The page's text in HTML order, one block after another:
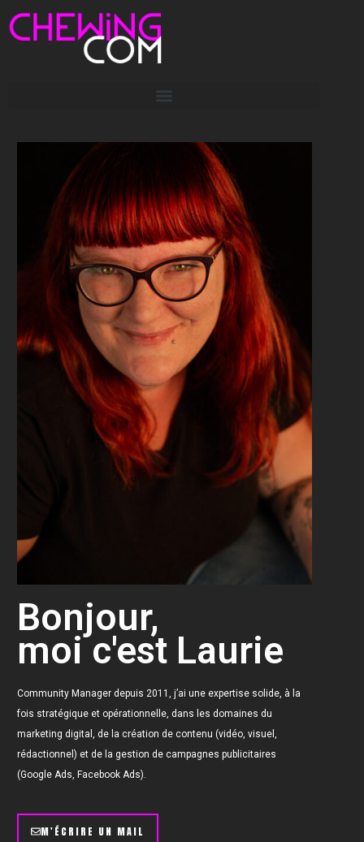
Bonjour,
moi c'est Laurie
Community Manager depuis 2011, j’ai une expertise solide, à la
fois stratégique et opérationnelle, dans les domaines du
marketing digital, de la création de contenu (vidéo, visuel,
rédactionnel) et de la gestion de campagnes publicitaires
(Google Ads, Facebook Ads).
M'ÉCRIRE UN MAIL